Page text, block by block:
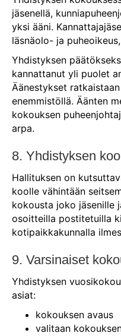
jäsenellä,
yksi ääni.
läsnäolo- ja
Yhdistyksen
kannattanut yli puolet
Äänestykset
enemmistöllä. Äänten
kokouksen
arpa.
8. Yhdistyksen
Hallituksen on
koolle vähintään
kokousta joko jäsenille
osoitteilla postitetuilla
kotipaikkakunnalla
9. Varsinaiset
Yhdistyksen
asiat:
kokouksen avaus
valitaan